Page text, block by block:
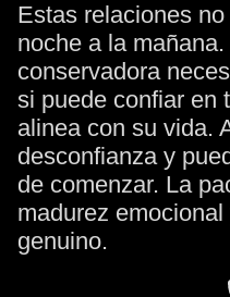
Estas relaciones
noche a la
conservadora
si puede confiar en
alinea con su vida.
desconfianza y
de comenzar. La
madurez
genuino.